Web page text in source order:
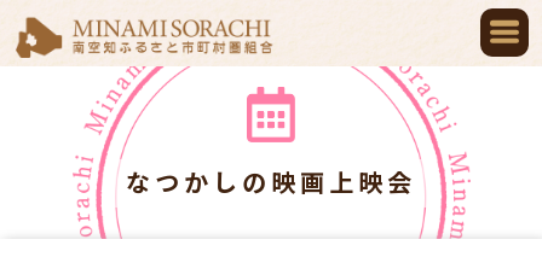
なつかしの映画上映会